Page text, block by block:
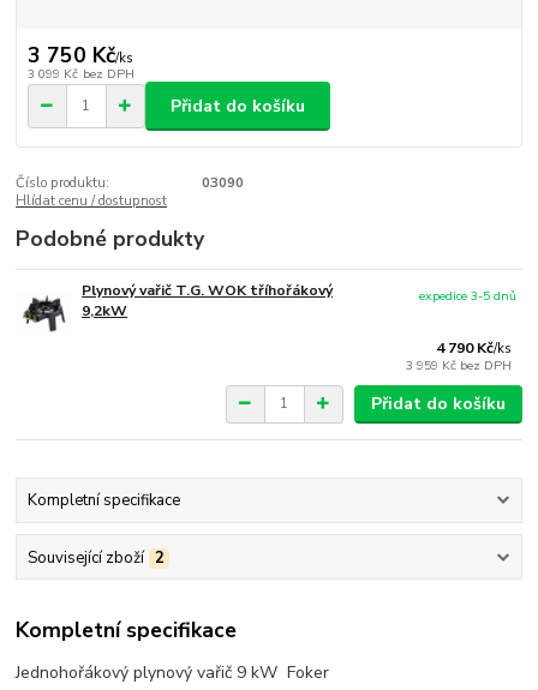
3 750 Kč/ks
3 099 Kč bez DPH
Přidat do košíku
Číslo produktu:
03090
Hlídat cenu / dostupnost
Podobné produkty
Plynový vařič T.G. WOK tříhořákový
9,2kW
4 790 Kč/ks
3 959 Kč bez DPH
expedice 3-5 dnů
Přidat do košíku
Kompletní specifikace
Související zboží 2
Kompletní specifikace
Jednohořákový plynový vařič 9 kW Foker